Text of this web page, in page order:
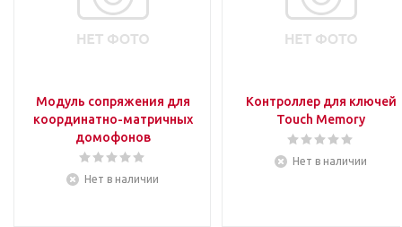
Модуль сопряжения для
координатно-матричных
домофонов
Нет в наличии
Контроллер для ключей
Touch Memory
Нет в наличии